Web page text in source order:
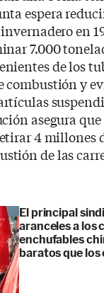
espera
invernadero en
7.000
de los
combustión y
asegura que
4 millones
de las
El principal
aranceles a los
enchufables
baratos que los